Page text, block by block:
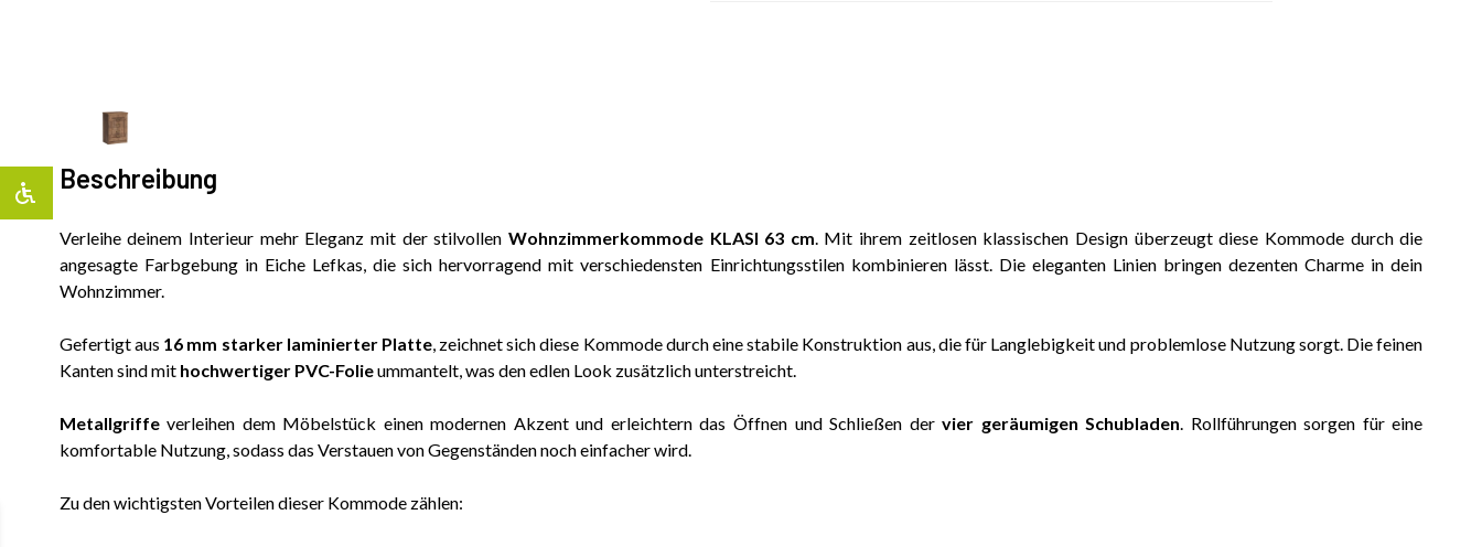
Beschreibung
Verleihe deinem Interieur mehr Eleganz mit der stilvollen Wohnzimmerkommode KLASI 63 cm. Mit ihrem zeitlosen klassischen Design überzeugt diese Kommode durch die
angesagte Farbgebung in Eiche Lefkas, die sich hervorragend mit verschiedensten Einrichtungsstilen kombinieren lässt. Die eleganten Linien bringen dezenten Charme in dein
Wohnzimmer.
Gefertigt aus 16 mm starker laminierter Platte, zeichnet sich diese Kommode durch eine stabile Konstruktion aus, die für Langlebigkeit und problemlose Nutzung sorgt. Die feinen
Kanten sind mit hochwertiger PVC-Folieummantelt, was den edlen Look zusätzlich unterstreicht.
Metallgriffeverleihen dem Möbelstück einen modernen Akzent und erleichtern das Öffnen und Schließen dervier geräumigen Schubladen. Rollführungen sorgen für eine
komfortable Nutzung, sodass das Verstauen von Gegenständen noch einfacher wird.
Zu den wichtigsten Vorteilen dieser Kommode zählen: